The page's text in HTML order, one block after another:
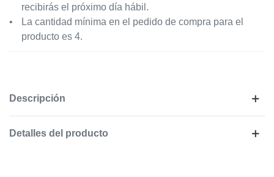
recibirás el próximo día hábil.
La cantidad mínima en el pedido de compra para el
producto es 4.
Descripción
Detalles del producto